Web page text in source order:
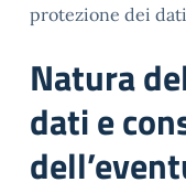
protezione dei
Natura
dati e